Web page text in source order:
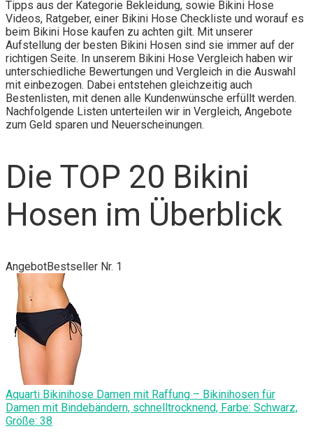
Tipps aus der Kategorie Bekleidung, sowie Bikini Hose
Videos, Ratgeber, einer Bikini Hose Checkliste und worauf es
beim Bikini Hose kaufen zu achten gilt. Mit unserer
Aufstellung der besten Bikini Hosen sind sie immer auf der
richtigen Seite. In unserem Bikini Hose Vergleich haben wir
unterschiedliche Bewertungen und Vergleich in die Auswahl
mit einbezogen. Dabei entstehen gleichzeitig auch
Bestenlisten, mit denen alle Kundenwünsche erfüllt werden.
Nachfolgende Listen unterteilen wir in Vergleich, Angebote
zum Geld sparen und Neuerscheinungen.
Die TOP 20 Bikini
Hosen im Überblick
AngebotBestseller Nr. 1
Aquarti Bikinihose Damen mit Raffung – Bikinihosen für
Damen mit Bindebändern, schnelltrocknend, Farbe: Schwarz,
Größe: 38